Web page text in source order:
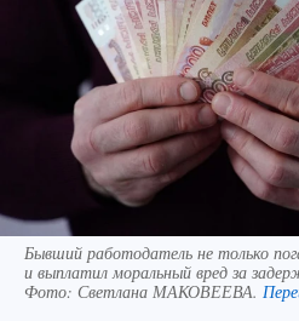
Бывший работодатель не только
и выплатил моральный вред за
Фото: Светлана МАКОВЕЕВА.